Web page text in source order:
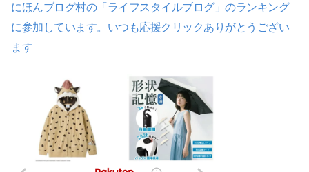
にほんブログ村の「ライフスタイルブログ」のランキング
に参加しています。いつも応援クリックありがとうござい
ます